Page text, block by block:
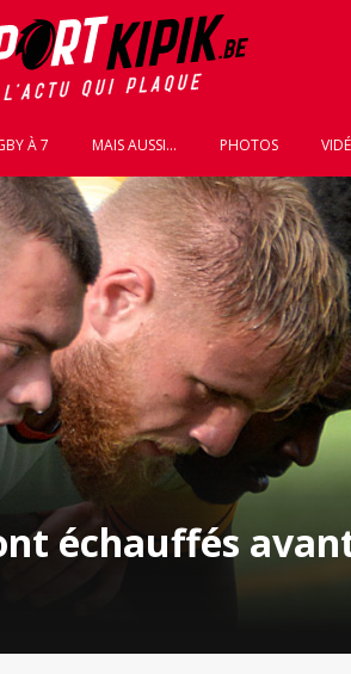
À 7 MAIS AUSSI... PHOTOS
échauffés